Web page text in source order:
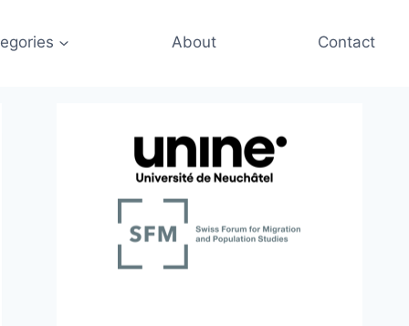
About Contact